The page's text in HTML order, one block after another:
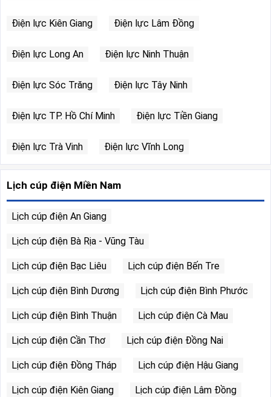
Điện lực Kiên Giang Điện lực Lâm Đồng
Điện lực Long An Điện lực Ninh Thuận
Điện lực Sóc Trăng Điện lực Tây Ninh
Điện lực TP. Hồ Chí Minh Điện lực Tiền Giang
Điện lực Trà Vinh Điện lực Vĩnh Long
Lịch cúp điện Miền Nam
Lịch cúp điện An Giang
Lịch cúp điện Bà Rịa - Vũng Tàu
Lịch cúp điện Bạc Liêu Lịch cúp điện Bến Tre
Lịch cúp điện Bình Dương Lịch cúp điện Bình Phước
Lịch cúp điện Bình Thuận Lịch cúp điện Cà Mau
Lịch cúp điện Cần Thơ Lịch cúp điện Đồng Nai
Lịch cúp điện Đồng Tháp Lịch cúp điện Hậu Giang
Lịch cúp điện Kiên Giang Lịch cúp điện Lâm Đồng